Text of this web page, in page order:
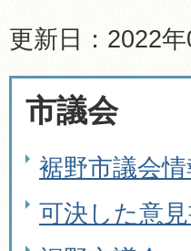
更新日：2022
市議会
裾野市議会
可決した意